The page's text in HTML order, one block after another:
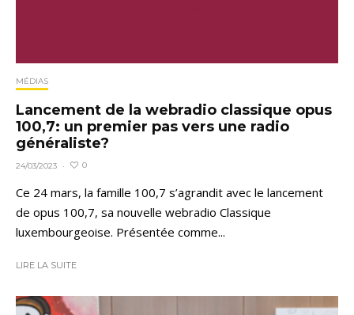
MÉDIAS
Lancement de la webradio classique opus
100,7: un premier pas vers une radio
généraliste?
24/03/2023 · 0
Ce 24 mars, la famille 100,7 s’agrandit avec le lancement
de opus 100,7, sa nouvelle webradio Classique
luxembourgeoise. Présentée comme...
LIRE LA SUITE